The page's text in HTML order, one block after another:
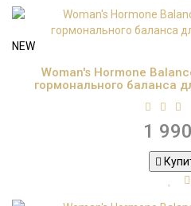
NEW
Woman's Hormone
гормонального баланса
1